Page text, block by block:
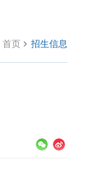
首页 招生信息